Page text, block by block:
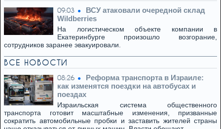
09:03
ВСУ атаковали очередной склад
Wildberries
На логистическом объекте компании в
Екатеринбурге произошло возгорание,
сотрудников заранее эвакуировали.
ВСЕ НОВОСТИ
08:26
Реформа транспорта в Израиле:
как изменятся поездки на автобусах и
поездах
Израильская система общественного
транспорта готовит масштабные изменения, призванные
сократить автомобильные пробки и заставить жителей страны